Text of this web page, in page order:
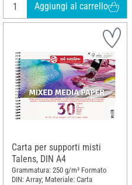
Aggiungi al carrello
Carta per supporti misti
Talens, DIN A4
Grammatura: 250 g/m² Formato
DIN: Array; Materiale: Carta